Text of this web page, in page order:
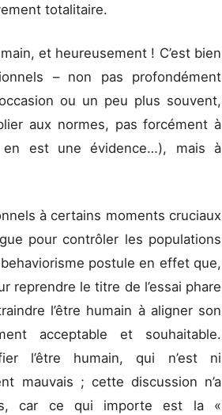
totalitaire.
et heureusement ! C’est bien
– non pas profondément
ou un peu plus souvent,
aux normes, pas forcément à
est une évidence…), mais à
à certains moments cruciaux
pour contrôler les populations
postule en effet que,
reprendre le titre de l’essai phare
l’être humain à aligner son
acceptable et souhaitable.
l’être humain, qui n’est ni
mauvais ; cette discussion n’a
car ce qui importe est la «